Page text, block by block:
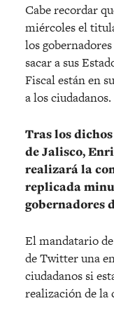
Cabe recordar
miércoles el
los
sacar a sus
Fiscal están en
a los ciudadanos.
Tras los
de Jalisco,
realizará la
replicada
gobernadores
El mandatario
de Twitter una
ciudadanos si
realización de la